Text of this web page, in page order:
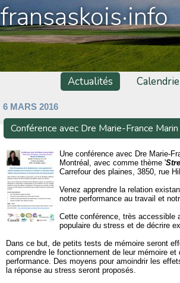
fransaskois·info
Actualités
6 MARS 2016
Conférence avec Dre Marie-France Marin
Une conférence avec Dre Marie-
Montréal, avec comme thème '
Carrefour des plaines, 3850, rue
Venez apprendre la relation
notre performance au travail et
Cette conférence, très accessible
populaire du stress et de décrire
Dans ce but, de petits tests de mémoire seront
comprendre le fonctionnement de leur mémoire
performance. Des moyens pour amoindrir les
la réponse au stress seront proposés.